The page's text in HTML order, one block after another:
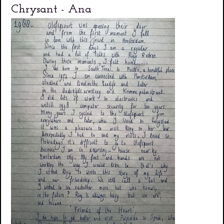
Chrysant - Ana